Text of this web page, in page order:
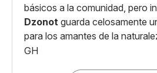
básicos a la comunidad, pero
Dzonot guarda celosamente
para los amantes de la
GH